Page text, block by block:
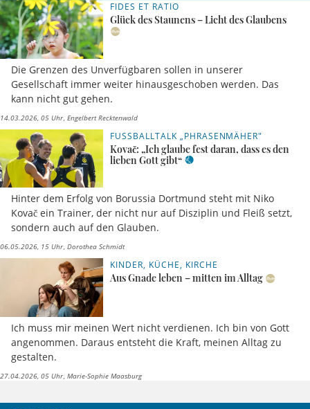
FIDES ET RATIO
Glück des Staunens – Licht des Glaubens
Die Grenzen des Unverfügbaren sollen in unserer
Gesellschaft immer weiter hinausgeschoben werden. Das
kann nicht gut gehen.
14.03.2026, 05 Uhr Engelbert Recktenwald
FUSSBALLTALK „PHRASENMÄHER"
Kovač: „Ich glaube fest daran, dass es den
lieben Gott gibt“
Hinter dem Erfolg von Borussia Dortmund steht mit Niko
Kovač ein Trainer, der nicht nur auf Disziplin und Fleiß setzt,
sondern auch auf den Glauben.
06.05.2026, 15 Uhr Dorothea Schmidt
KINDER, KÜCHE, KIRCHE
Aus Gnade leben – mitten im Alltag
Ich muss mir meinen Wert nicht verdienen. Ich bin von Gott
angenommen. Daraus entsteht die Kraft, meinen Alltag zu
gestalten.
27.04.2026, 05 Uhr Marie-Sophie Maasburg